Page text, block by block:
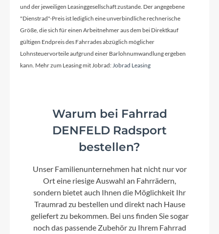
KMC, HG53
Vorderrad Nabe
6-Loch Aufnahme und Schnellspanner
Scheinwerfer
MonkeyLink Ready (Beleuchtung nicht im
Lieferumfang enthalten)
und der jeweiligen Leasinggesellschaft zustande. Der angegebene
"Dienstrad"-Preis ist lediglich eine unverbindliche rechnerische
Größe, die sich für einen Arbeitnehmer aus dem bei Direktkauf
gültigen Endpreis des Fahrrades abzüglich möglicher
Lohnsteuervorteile aufgrund einer Barlohnumwandlung ergeben
kann. Mehr zum Leasing mit Jobrad:Jobrad Leasing
Warum bei Fahrrad
DENFELD Radsport
bestellen?
Unser Familienunternehmen hat nicht nur vor
Ort eine riesige Auswahl an Fahrrädern,
sondern bietet auch Ihnen die Möglichkeit Ihr
Traumrad zu bestellen und direkt nach Hause
geliefert zu bekommen. Bei uns finden Sie sogar
noch das passende Zubehör zu Ihrem Fahrrad